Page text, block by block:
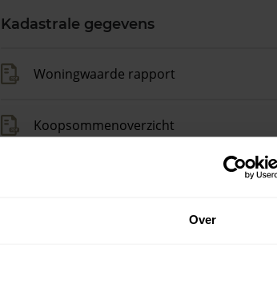
Over
Kadastrale gegevens
Woningwaarde rapport
Koopsommenoverzicht